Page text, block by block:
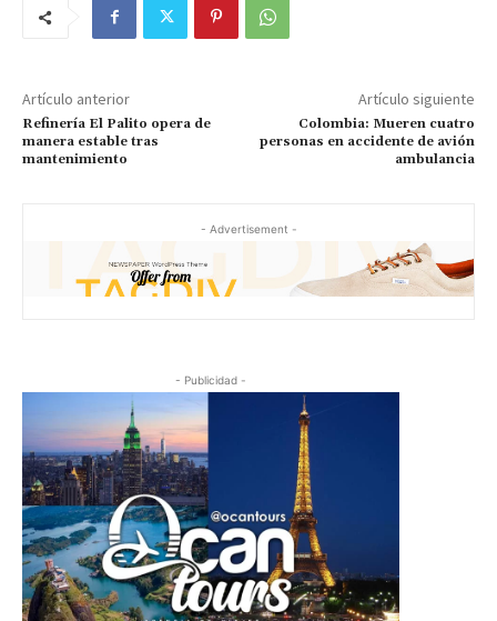
Artículo anterior
Refinería El Palito opera de
manera estable tras
mantenimiento
Artículo siguiente
Colombia: Mueren cuatro
personas en accidente de avión
ambulancia
- Advertisement -
- Publicidad -